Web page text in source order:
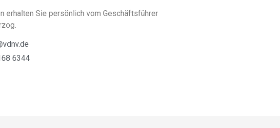
erhalten Sie persönlich vom Geschäftsführer
6344